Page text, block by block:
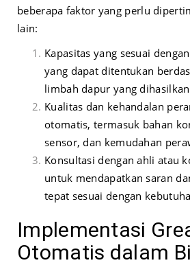
beberapa faktor yang perlu
lain:
Kapasitas yang sesuai
yang dapat ditentukan
limbah dapur yang
Kualitas dan kehandalan
otomatis, termasuk bahan
sensor, dan kemudahan
Konsultasi dengan ahli atau
untuk mendapatkan saran
tepat sesuai dengan
Implementasi
Otomatis dalam